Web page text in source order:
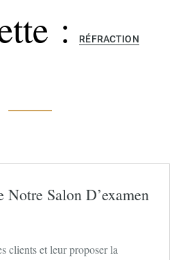
: RÉFRACTION
Notre Salon D’examen
clients et leur proposer la